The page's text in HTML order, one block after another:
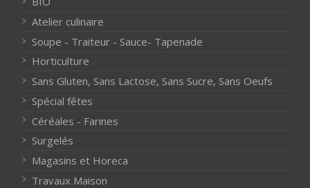
Atelier culinaire
Soupe - Traiteur - Sauce- Tapenade
Horticulture
Sans Gluten, Sans Lactose, Sans Sucre, Sans Oeufs
Spécial fêtes
Céréales - Farines
Surgelés
Magasins et Horeca
Travaux Maison